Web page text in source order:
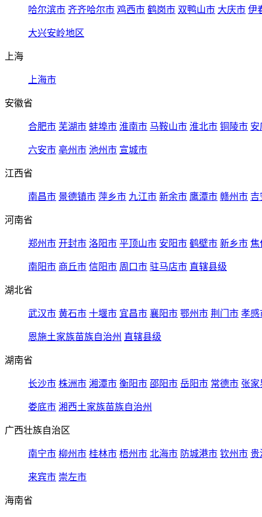
哈尔滨市 齐齐哈尔市 鸡西市 鹤岗市 双鸭山市 大庆市 伊
大兴安岭地区
上海
上海市
安徽省
合肥市 芜湖市 蚌埠市 淮南市 马鞍山市 淮北市 铜陵市 安
六安市 亳州市 池州市 宣城市
江西省
南昌市 景德镇市 萍乡市 九江市 新余市 鹰潭市 赣州市 吉
河南省
郑州市 开封市 洛阳市 平顶山市 安阳市 鹤壁市 新乡市 焦
南阳市 商丘市 信阳市 周口市 驻马店市 直辖县级
湖北省
武汉市 黄石市 十堰市 宜昌市 襄阳市 鄂州市 荆门市 孝感
恩施土家族苗族自治州 直辖县级
湖南省
长沙市 株洲市 湘潭市 衡阳市 邵阳市 岳阳市 常德市 张家
娄底市 湘西土家族苗族自治州
广西壮族自治区
南宁市 柳州市 桂林市 梧州市 北海市 防城港市 钦州市 贵
来宾市 崇左市
海南省